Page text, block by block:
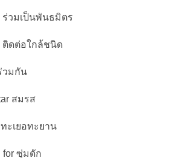
ร่วมเป็นพันธมิตร
ติดต่อใกล้ชนิด
วมกัน
สมรส
ะเยอทะยาน
for ซุ่มดัก